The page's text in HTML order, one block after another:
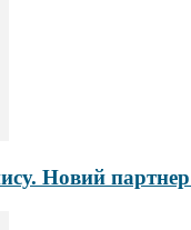
Новий партнер